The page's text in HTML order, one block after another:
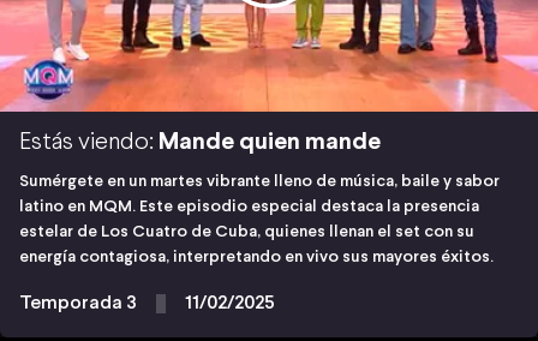
Estás viendo: Mande quien mande
Sumérgete en un martes vibrante lleno de música, baile y sabor
latino en MQM. Este episodio especial destaca la presencia
estelar de Los Cuatro de Cuba, quienes llenan el set con su
energía contagiosa, interpretando en vivo sus mayores éxitos.
Temporada 3 11/02/2025